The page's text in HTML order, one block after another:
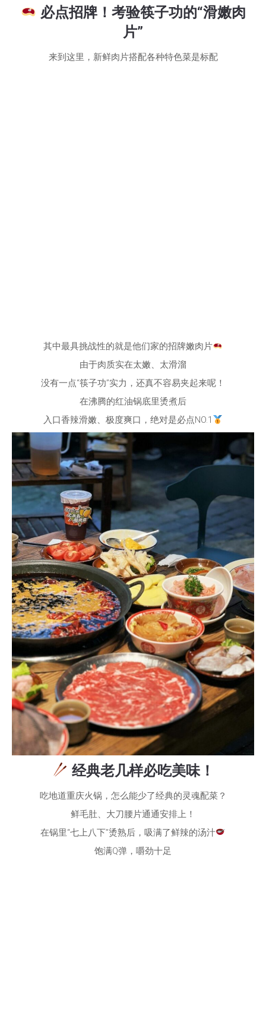
必点招牌！考验筷子功的“滑嫩肉
片”
来到这里，新鲜肉片搭配各种特色菜是标配
其中最具挑战性的就是他们家的招牌嫩肉片
由于肉质实在太嫩、太滑溜
没有一点“筷子功”实力，还真不容易夹起来呢！
在沸腾的红油锅底里烫煮后
入口香辣滑嫩、极度爽口，绝对是必点NO.1
经典老几样必吃美味！
吃地道重庆火锅，怎么能少了经典的灵魂配菜？
鲜毛肚、大刀腰片通通安排上！
在锅里“七上八下”烫熟后，吸满了鲜辣的汤汁
饱满Q弹，嚼劲十足